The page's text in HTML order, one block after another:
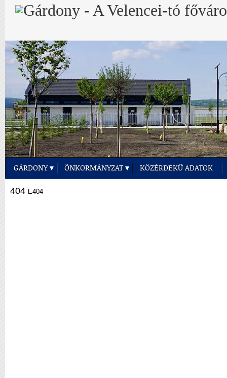
GÁRDONY ÖNKORMÁNYZAT KÖZÉRDEKŰ ADATOK
404 E404